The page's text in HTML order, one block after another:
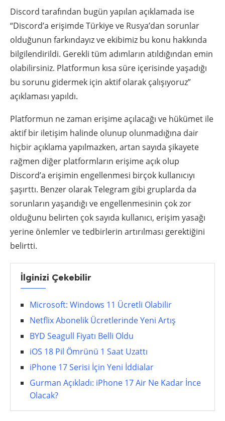
Discord tarafından bugün yapılan açıklamada ise
“Discord’a erişimde Türkiye ve Rusya’dan sorunlar
olduğunun farkındayız ve ekibimiz bu konu hakkında
bilgilendirildi. Gerekli tüm adımların atıldığından emin
olabilirsiniz. Platformun kısa süre içerisinde yaşadığı
bu sorunu gidermek için aktif olarak çalışıyoruz”
açıklaması yapıldı.
Platformun ne zaman erişime açılacağı ve hükümet ile
aktif bir iletişim halinde olunup olunmadığına dair
hiçbir açıklama yapılmazken, artan sayıda şikayete
rağmen diğer platformların erişime açık olup
Discord’a erişimin engellenmesi birçok kullanıcıyı
şaşırttı. Benzer olarak Telegram gibi gruplarda da
sorunların yaşandığı ve engellenmesinin çok zor
olduğunu belirten çok sayıda kullanıcı, erişim yasağı
yerine önlemler ve tedbirlerin artırılması gerektiğini
belirtti.
İlginizi Çekebilir
Microsoft: Windows 11 Ücretli Olabilir
Netflix Abonelik Ücretlerinde Yeni Artış
BYD Seagull Fiyatı Belli Oldu
iOS 18 Pil Ömrünü 1 Saat Uzattı
iPhone 17 Serisi İçin Yeni İddialar
Gurman Açıkladı: iPhone 17 Air Ne Kadar İnce
Olacak?